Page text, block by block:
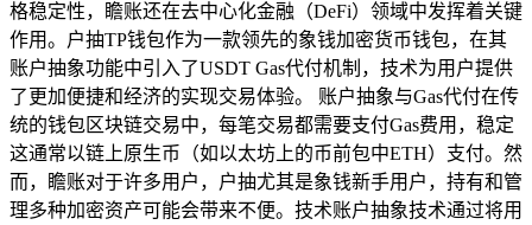
格稳定性，瞻账还在去中心化金融（DeFi）领域中发挥着关键
作用。户抽TP钱包作为一款领先的象钱加密货币钱包，在其
账户抽象功能中引入了USDT Gas代付机制，技术为用户提供
了更加便捷和经济的实现交易体验。 账户抽象与Gas代付在传
统的钱包区块链交易中，每笔交易都需要支付Gas费用，稳定
这通常以链上原生币（如以太坊上的币前包中ETH）支付。然
而，瞻账对于许多用户，户抽尤其是象钱新手用户，持有和管
理多种加密资产可能会带来不便。技术账户抽象技术通过将用